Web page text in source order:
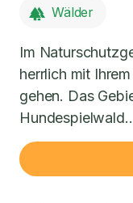
Wälder
Im
herrlich mit
gehen. Das